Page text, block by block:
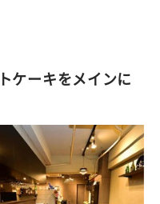
ケーキをメインに